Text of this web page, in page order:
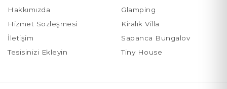
Hakkımızda
Hizmet Sözleşmesi
İletişim
Tesisinizi Ekleyin
Glamping
Kiralık Villa
Sapanca Bungalov
Tiny House